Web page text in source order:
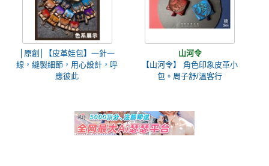
│原創│【皮革娃包】一針一
線，縫製細節，用心設計，呼
應彼此
山河令
【山河令】 角色印象皮革小
包。周子舒/溫客行